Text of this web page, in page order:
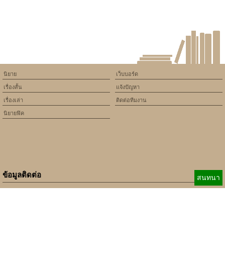
เว็บบอร์ด
แจ้งปัญหา
ติดต่อทีมงาน
นิยาย
เรื่องสั้น
เรื่องเล่า
นิยายฟิค
ข้อมูลติดต่อ สนทนา